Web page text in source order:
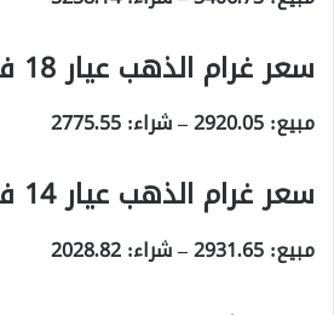
سعر غرام الذهب عيار 18 في تركيا
مبيع: 2920.05 – شراء: 2775.55
سعر غرام الذهب عيار 14 في تركيا
مبيع: 2931.65 – شراء: 2028.82